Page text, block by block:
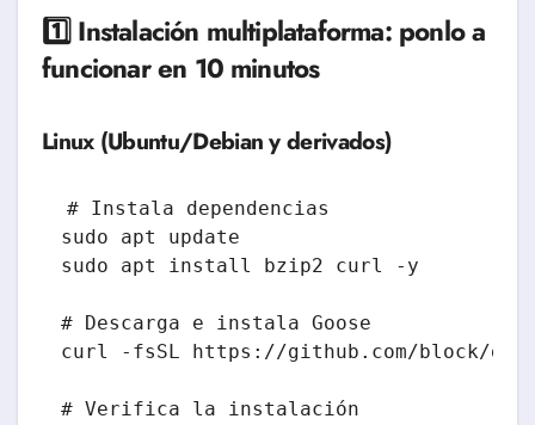
1️⃣ Instalación multiplataforma: ponlo a
funcionar en 10 minutos
Linux (Ubuntu/Debian y derivados)
# Instala dependencias
sudo apt update
sudo apt install bzip2 curl -y
# Descarga e instala Goose
curl -fsSL https://github.com/block/
# Verifica la instalación